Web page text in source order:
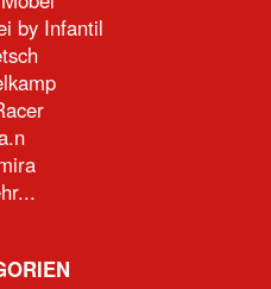
by Infantil